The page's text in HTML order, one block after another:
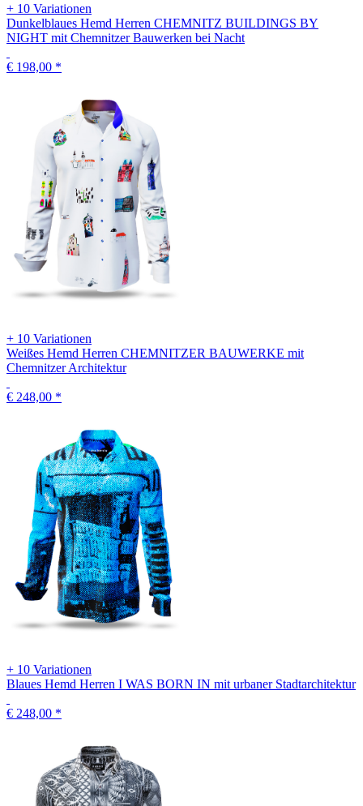
+ 10 Variationen
Dunkelblaues Hemd Herren CHEMNITZ BUILDINGS BY
NIGHT mit Chemnitzer Bauwerken bei Nacht
€ 198,00 *
+ 10 Variationen
Weißes Hemd Herren CHEMNITZER BAUWERKE mit
Chemnitzer Architektur
€ 248,00 *
+ 10 Variationen
Blaues Hemd Herren I WAS BORN IN mit urbaner Stadtarchitektur
€ 248,00 *